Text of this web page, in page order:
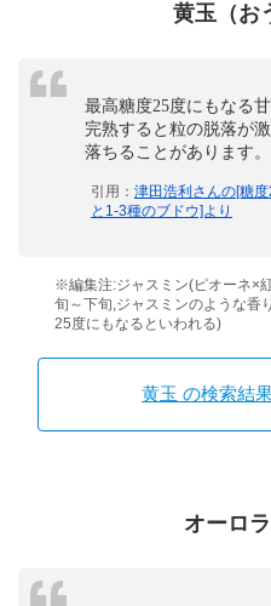
黄玉（お
最高糖度25度にもなる
完熟すると粒の脱落が
落ちることがあります。
引用： 津田浩利さんの[糖
と1-3種のブドウ]より
※編集注:ジャスミン(ピオーネ×
旬～下旬,ジャスミンのような香
25度にもなるといわれる)
黄玉 の検索結
オーロ